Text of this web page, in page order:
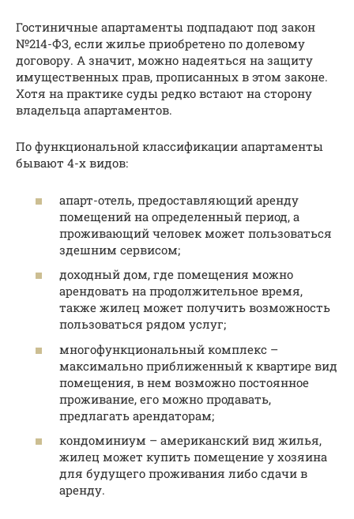
Гостиничные апартаменты подпадают под закон
№214-ФЗ, если жилье приобретено по долевому
договору. А значит, можно надеяться на защиту
имущественных прав, прописанных в этом законе.
Хотя на практике суды редко встают на сторону
владельца апартаментов.
По функциональной классификации апартаменты
бывают 4-х видов:
апарт-отель, предоставляющий аренду
помещений на определенный период, а
проживающий человек может пользоваться
здешним сервисом;
доходный дом, где помещения можно
арендовать на продолжительное время,
также жилец может получить возможность
пользоваться рядом услуг;
многофункциональный комплекс –
максимально приближенный к квартире вид
помещения, в нем возможно постоянное
проживание, его можно продавать,
предлагать арендаторам;
кондоминиум – американский вид жилья,
жилец может купить помещение у хозяина
для будущего проживания либо сдачи в
аренду.